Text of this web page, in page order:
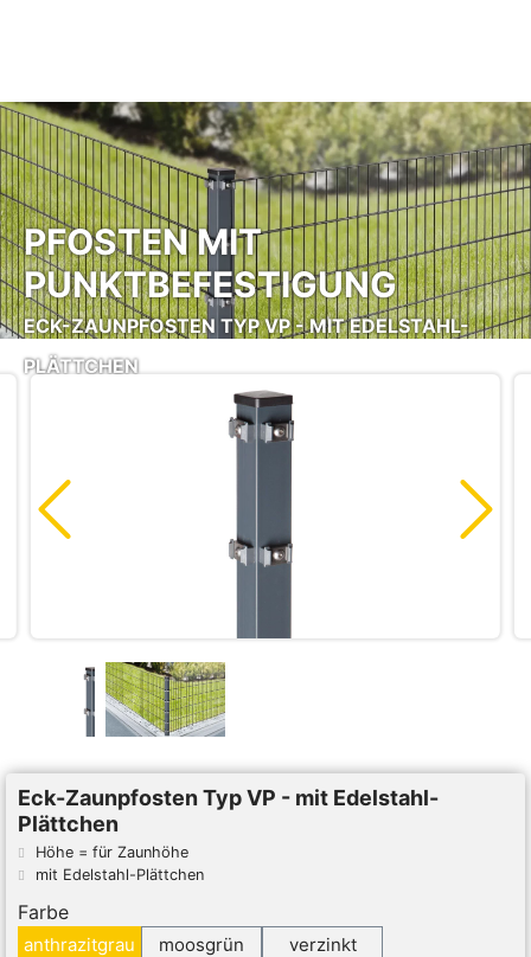
PFOSTEN MIT
PUNKTBEFESTIGUNG
ECK-ZAUNPFOSTEN TYP VP - MIT EDELSTAHL-
PLÄTTCHEN
Eck-Zaunpfosten Typ VP - mit Edelstahl-
Plättchen
Höhe = für Zaunhöhe
mit Edelstahl-Plättchen
Farbe
anthrazitgrau moosgrün verzinkt